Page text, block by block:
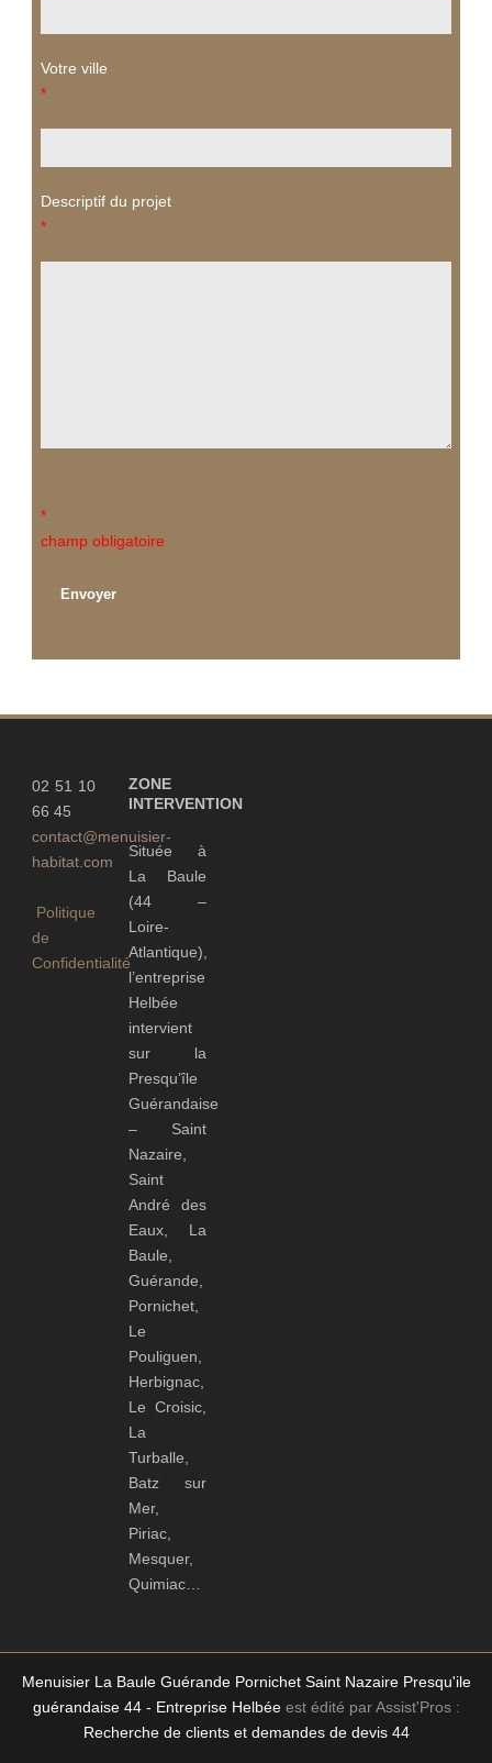
Votre ville
*
Descriptif du projet
*
*
champ obligatoire
02 51 10
66 45
contact@menuisier-
habitat.com
Politique
de
Confidentialité
ZONE
INTERVENTION
Située à
La Baule
(44 –
Loire-
Atlantique),
l’entreprise
Helbée
intervient
sur la
Presqu’île
Guérandaise
– Saint
Nazaire,
Saint
André des
Eaux, La
Baule,
Guérande,
Pornichet,
Le
Pouliguen,
Herbignac,
Le Croisic,
La
Turballe,
Batz sur
Mer,
Piriac,
Mesquer,
Quimiac…
Menuisier La Baule Guérande Pornichet Saint Nazaire Presqu'ile
guérandaise 44 - Entreprise Helbéeest édité par Assist'Pros :
Recherche de clients et demandes de devis 44